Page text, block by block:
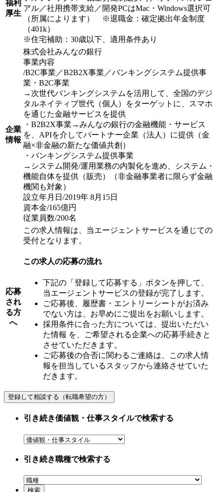
福利
厚生
アル／社用携帯支給／開発PCはMac・Windows選択可
（所属によります） ※退職金：確定拠出年金制度
（401k）
※住宅補助：30歳以下、適用条件あり
企業
情報
株式会社みんなの銀行
事業内容
/B2C事業／B2B2X事業／バンキングシステム提供事
業・B2C事業
→次世代バンキングシステムを活用して、全国のデジ
タルネイティブ世代（個人）をターゲットに、スマホ
を通じた金融サービスを提供
・B2B2X事業→みんなの銀行の金融機能・サービス
を、APIを介してパートナー企業（法人）に提供（金
融×非金融の新たな価値共創）
・バンキングシステム提供事業
→システム開発/運用業務の内製化を進め、システム・
機能自体を提供（販売）（非金融事業者に限らず金融
機関も対象）
設立年月日/2019年 8月15日
資本金/165億円
従業員数/200名
応募
され
る方
へ
この求人情報は、当エージェントサービスを通じての
受付となります。
この求人の応募の流れ
下記の「登録して応募する」ボタンを押して、
当エージェントサービスの登録が完了します。
ご応募後、履歴書・エントリーシートがお済み
でない方は、お早めにご提出をお願いします。
採用条件に合った方については、提出いただい
た情報 を、ご希望される企業への応募手続きと
させていただきます。
ご応募後の合否に関わるご連絡は、この求人情
報を担当しているスタッフから連絡させていた
だきます。
引き続き価値観・仕事スタイルで検索する
引き続き職種で検索する